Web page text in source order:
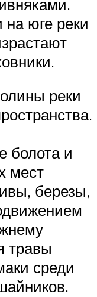
юге реки
реки
болота и
мест
березы,
травы
среди